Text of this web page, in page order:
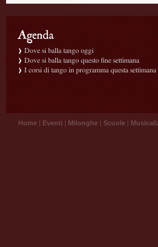
Dove si balla tango oggi
Dove si balla tango questo fine settimana
I corsi di tango in programma questa settimana
Home | Eventi | Milonghe | Scuole |